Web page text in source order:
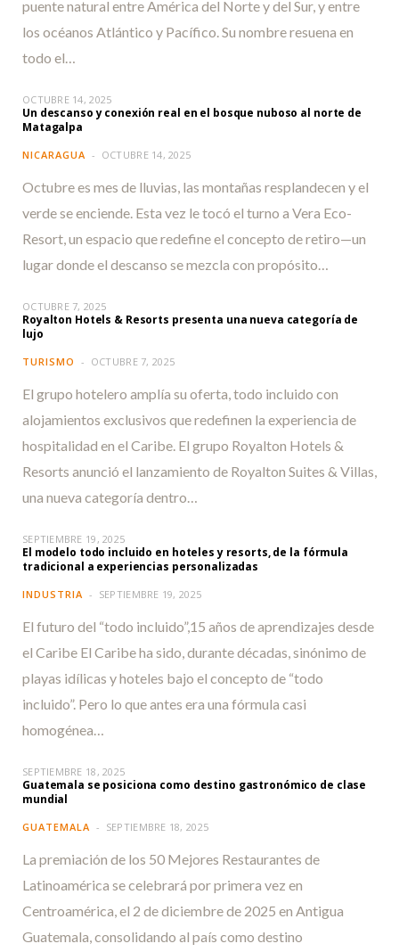
puente natural entre América del Norte y del Sur, y entre
los océanos Atlántico y Pacífico. Su nombre resuena en
todo el…
OCTUBRE 14, 2025
Un descanso y conexión real en el bosque nuboso al norte de
Matagalpa
NICARAGUA OCTUBRE 14, 2025
Octubre es mes de lluvias, las montañas resplandecen y el
verde se enciende. Esta vez le tocó el turno a Vera Eco-
Resort, un espacio que redefine el concepto de retiro—un
lugar donde el descanso se mezcla con propósito…
OCTUBRE 7, 2025
Royalton Hotels & Resorts presenta una nueva categoría de
lujo
TURISMO OCTUBRE 7, 2025
El grupo hotelero amplía su oferta, todo incluido con
alojamientos exclusivos que redefinen la experiencia de
hospitalidad en el Caribe. El grupo Royalton Hotels &
Resorts anunció el lanzamiento de Royalton Suites & Villas,
una nueva categoría dentro…
SEPTIEMBRE 19, 2025
El modelo todo incluido en hoteles y resorts, de la fórmula
tradicional a experiencias personalizadas
INDUSTRIA SEPTIEMBRE 19, 2025
El futuro del “todo incluido”,15 años de aprendizajes desde
el Caribe El Caribe ha sido, durante décadas, sinónimo de
playas idílicas y hoteles bajo el concepto de “todo
incluido”. Pero lo que antes era una fórmula casi
homogénea…
SEPTIEMBRE 18, 2025
Guatemala se posiciona como destino gastronómico de clase
mundial
GUATEMALA SEPTIEMBRE 18, 2025
La premiación de los 50 Mejores Restaurantes de
Latinoamérica se celebrará por primera vez en
Centroamérica, el 2 de diciembre de 2025 en Antigua
Guatemala, consolidando al país como destino